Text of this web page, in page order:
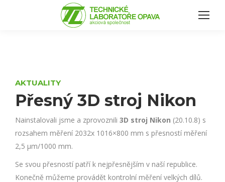
AKTUALITY
Přesný 3D stroj Nikon
Nainstalovali jsme a zprovoznili 3D stroj Nikon (20.10.8) s
rozsahem měření 2032x 1016×800 mm s přesností měření
2,5 μm/1000 mm.
Se svou přesností patří k nejpřesnějším v naší republice.
Konečně můžeme provádět kontrolní měření velkých dílů.